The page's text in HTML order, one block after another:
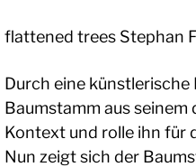
flattened trees Stephan
Durch eine
Baumstamm aus seinem
Kontext und rolle ihn für
Nun zeigt sich der